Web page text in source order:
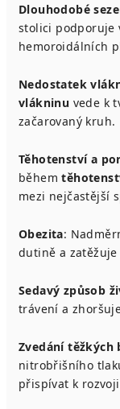
Dlouhodobé
stolici podporuje
hemoroidálních
Nedostatek
vlákninu vede k
začarovaný kruh.
Těhotenství a
během
mezi nejčastější
Obezita:
dutině a
Sedavý způsob
trávení a
Zvedání těžkých
nitrobřišního
přispívat k